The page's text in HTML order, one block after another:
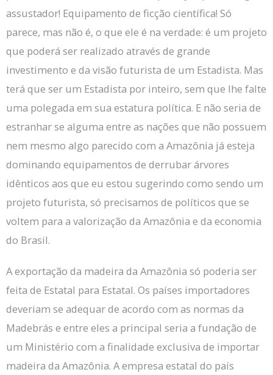
assustador! Equipamento de ficção científica! Só
parece, mas não é, o que ele é na verdade: é um projeto
que poderá ser realizado através de grande
investimento e da visão futurista de um Estadista. Mas
terá que ser um Estadista por inteiro, sem que lhe falte
uma polegada em sua estatura política. E não seria de
estranhar se alguma entre as nações que não possuem
nem mesmo algo parecido com a Amazônia já esteja
dominando equipamentos de derrubar árvores
idênticos aos que eu estou sugerindo como sendo um
projeto futurista, só precisamos de políticos que se
voltem para a valorização da Amazônia e da economia
do Brasil.
A exportação da madeira da Amazônia só poderia ser
feita de Estatal para Estatal. Os países importadores
deveriam se adequar de acordo com as normas da
Madebrás e entre eles a principal seria a fundação de
um Ministério com a finalidade exclusiva de importar
madeira da Amazônia. A empresa estatal do país